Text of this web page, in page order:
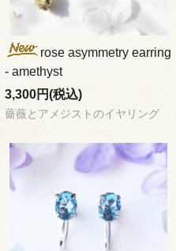
rose asymmetry earring
- amethyst
3,300円(税込)
薔薇とアメジストのイヤリング